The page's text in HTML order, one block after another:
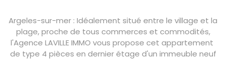
Argeles-sur-mer : Idéalement situé entre le village et la
plage, proche de tous commerces et commodités,
l'Agence LAVILLE IMMO vous propose cet appartement
de type 4 pièces en dernier étage d'un immeuble neuf